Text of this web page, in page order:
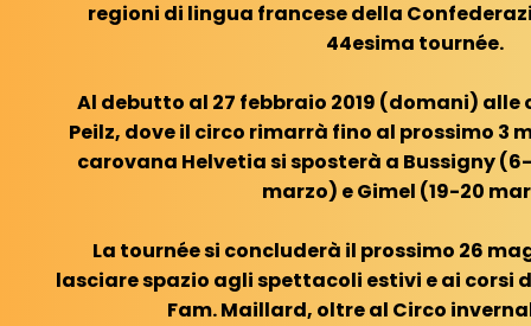
regioni di lingua francese della
44esima tournée.
Al debutto al 27 febbraio 2019 (domani) alle
Peilz, dove il circo rimarrà fino al prossimo 3
carovana Helvetia si sposterà a Bussigny (6-
marzo) e Gimel (19-20
La tournée si concluderà il prossimo 26
lasciare spazio agli spettacoli estivi e ai corsi
Fam. Maillard, oltre al Circo